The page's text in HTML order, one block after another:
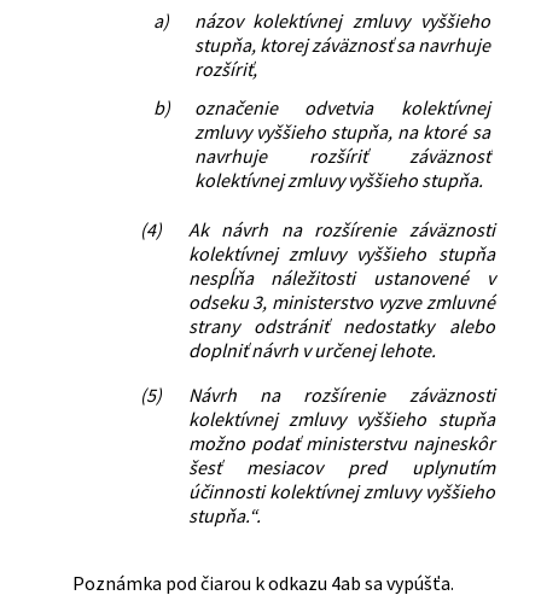
a)
názov kolektívnej zmluvy vyššieho
stupňa, ktorej záväznosť sa navrhuje
rozšíriť,
b)
označenie odvetvia kolektívnej
zmluvy vyššieho stupňa, na ktoré sa
navrhuje rozšíriť záväznosť
kolektívnej zmluvy vyššieho stupňa.
(4)
Ak návrh na rozšírenie záväznosti
kolektívnej zmluvy vyššieho stupňa
nespĺňa náležitosti ustanovené v
odseku 3, ministerstvo vyzve zmluvné
strany odstrániť nedostatky alebo
doplniť návrh v určenej lehote.
(5)
Návrh na rozšírenie záväznosti
kolektívnej zmluvy vyššieho stupňa
možno podať ministerstvu najneskôr
šesť mesiacov pred uplynutím
účinnosti kolektívnej zmluvy vyššieho
stupňa.“.
Poznámka pod čiarou k odkazu 4ab sa vypúšťa.